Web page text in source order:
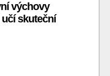
výchovy
skuteční